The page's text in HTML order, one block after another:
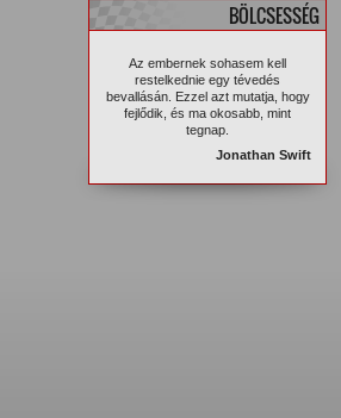
BÖLCSESSÉG
Az embernek sohasem kell
restelkednie egy tévedés
bevallásán. Ezzel azt mutatja, hogy
fejlődik, és ma okosabb, mint
tegnap.
Jonathan Swift